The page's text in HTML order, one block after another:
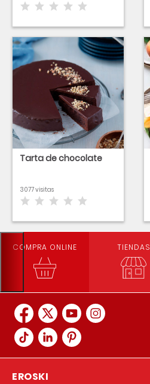
Tarta de chocolate
3077 visitas
COMPRA ONLINE TIENDAS
EROSKI